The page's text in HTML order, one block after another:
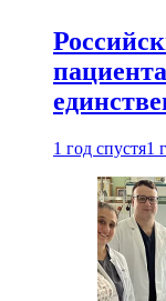
1 год спустя1